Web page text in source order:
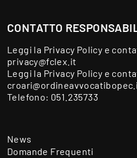
CONTATTO
Leggi la Privacy Policy e
privacy@fclex.it
Leggi la Privacy Policy e
Telefono: 051.235733
News
Domande Frequenti